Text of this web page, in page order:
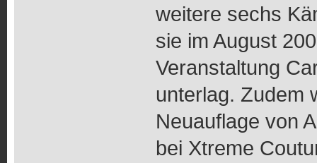
weitere sechs
sie im August
Veranstaltung
unterlag. Zudem
Neuauflage von
bei Xtreme